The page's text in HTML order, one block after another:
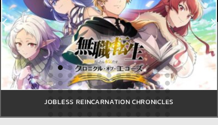
STAR SAILORS